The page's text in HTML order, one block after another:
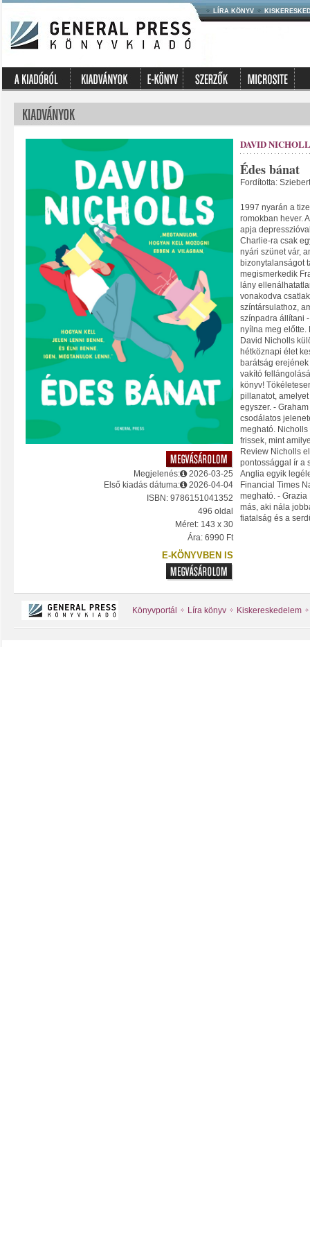
LÍRA KÖNYV
Megjelenés:
2026-03-25
Első kiadás dátuma:
2026-04-04
ISBN: 9786151041352
496 oldal
Méret: 143 x 30
Ára: 6990 Ft
E-KÖNYVBEN IS
DAVID
Édes bánat
Fordította:
1997 nyarán a
romokban hever.
apja
Charlie-ra csak
nyári szünet vár,
bizonytalanságot
megismerkedik
lány
vonakodva
színtársulathoz,
színpadra állítani
nyílna meg előtte.
David Nicholls
hétköznapi élet
barátság
vakító
könyv!
pillanatot,
egyszer. -
csodálatos
megható.
frissek, mint
Review Nicholls
pontossággal ír a
Anglia egyik
Financial Times
megható. -
más, aki nála
fiatalság és a
Könyvportál Líra könyv Kiskereskedelem